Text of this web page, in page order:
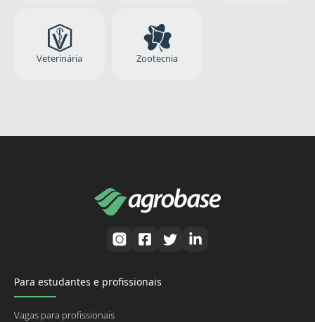
Veterinária Zootecnia
Para estudantes e profissionais
Vagas para profissionais